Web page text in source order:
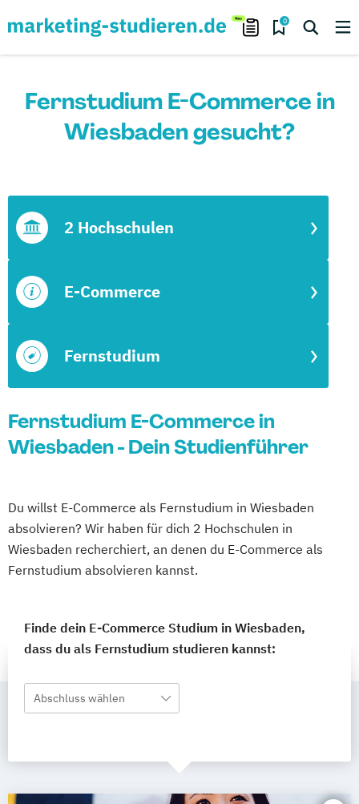
0
Fernstudium E-Commerce in
Wiesbaden gesucht?
Fernstudium
E-Commerce
2 Hochschulen
Fernstudium E-Commerce in
Wiesbaden - Dein Studienführer
Du willst E-Commerce als Fernstudium in Wiesbaden
absolvieren? Wir haben für dich 2 Hochschulen in
Wiesbaden recherchiert, an denen du E-Commerce als
Fernstudium absolvieren kannst.
Finde dein E-Commerce Studium in Wiesbaden,
dass du als Fernstudium studieren kannst:
Abschluss wählen